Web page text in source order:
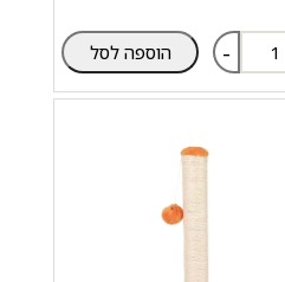
- הוספה לסל